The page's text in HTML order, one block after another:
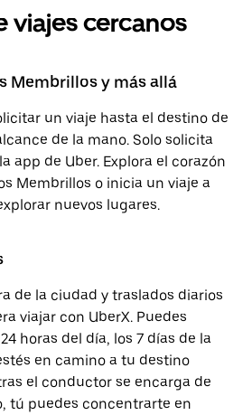
viajes cercanos
Membrillos y más allá
un viaje hasta el destino de
de la mano. Solo solicita
app de Uber. Explora el corazón
Membrillos o inicia un viaje a
nuevos lugares.
de la ciudad y traslados diarios
viajar con UberX. Puedes
horas del día, los 7 días de la
en camino a tu destino
el conductor se encarga de
tú puedes concentrarte en